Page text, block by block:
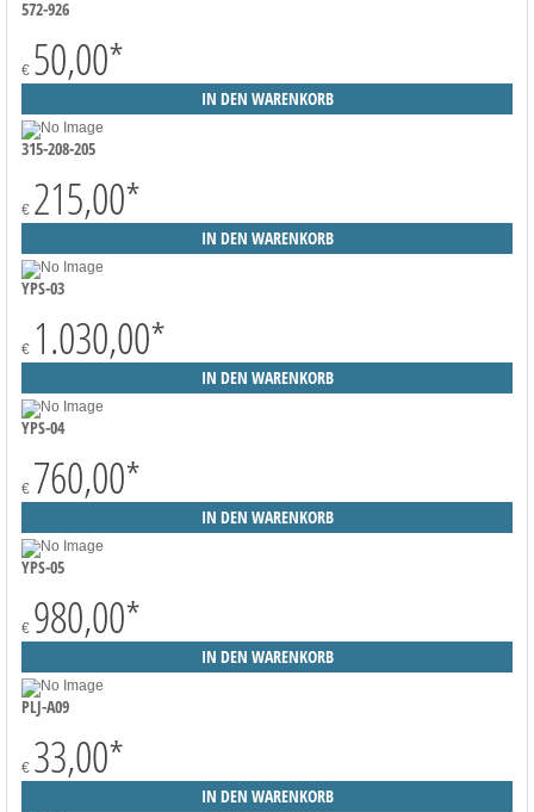
572-926
€ 50,00*
315-208-205
€ 215,00*
YPS-03
€ 1.030,00*
YPS-04
€ 760,00*
YPS-05
€ 980,00*
PLJ-A09
€ 33,00*